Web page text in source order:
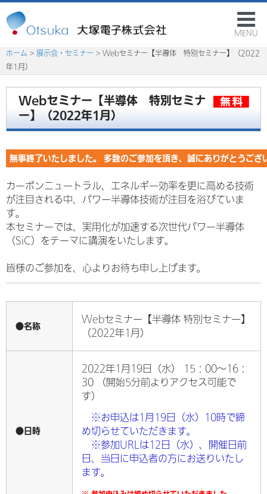
MENU
ホーム > 展示会・セミナー > Webセミナー【半導体 特別セミナー】（2022
年1月）
Webセミナー【半導体 特別セミナ
ー】（2022年1月）
無事終了いたしました。 多数のご参加を頂き、誠にありがとうござ
カーボンニュートラル、エネルギー効率を更に高める技術
が注目される中、パワー半導体技術が注目を浴びていま
す。
本セミナーでは、実用化が加速する次世代パワー半導体
（SiC）をテーマに講演をいたします。
皆様のご参加を、心よりお待ち申し上げます。
●名称
Webセミナー【半導体 特別セミナー】
（2022年1月）
●日時
2022年1月19日（水） 15：00～16：
30 （開始5分前よりアクセス可能で
す）
※お申込は1月19日（水）10時で締
め切らせていただきます。
※参加URLは12日（水）、開催日前
日、当日に申込者の方にお送りいたし
ます。